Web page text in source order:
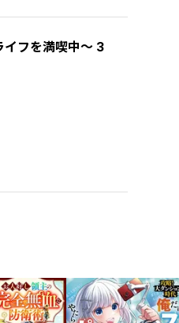
イフを満喫中～ 3